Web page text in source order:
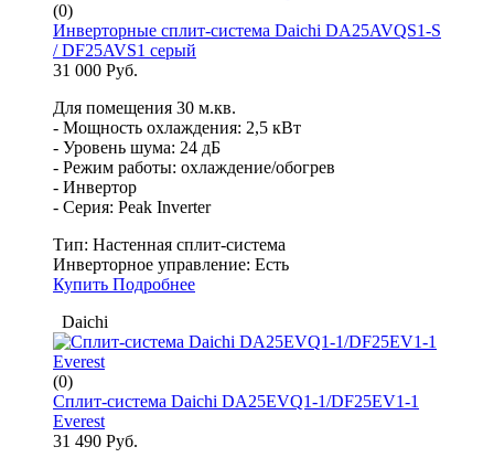
(0)
Инверторные сплит-система Daichi DA25AVQS1-S
/ DF25AVS1 серый
31 000 Руб.
Для помещения 30 м.кв.
- Мощность охлаждения: 2,5 кВт
- Уровень шума: 24 дБ
- Режим работы: охлаждение/обогрев
- Инвертор
- Серия: Peak Inverter
Тип: Настенная сплит-система
Инверторное управление: Есть
Купить Подробнее
Daichi
(0)
Сплит-система Daichi DA25EVQ1-1/DF25EV1-1
Everest
31 490 Руб.